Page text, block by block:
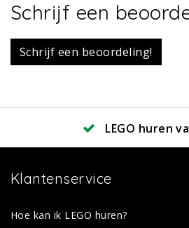
Schrijf een
Schrijf een beoordeling!
LEGO huren
Klantenservice
Hoe kan ik LEGO huren?